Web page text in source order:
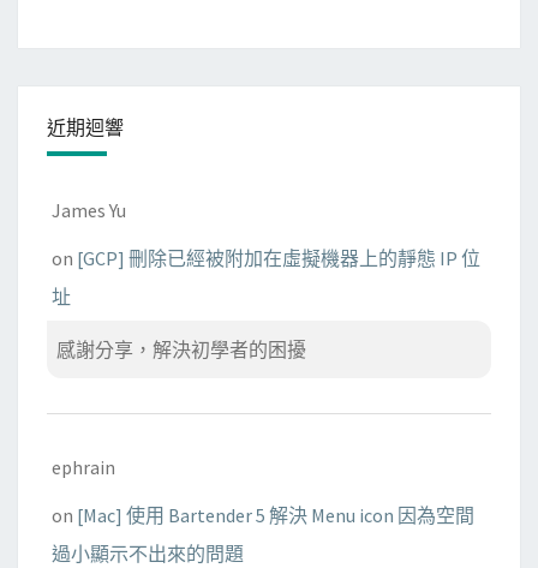
s
v
l
訊
近期迴響
James Yu
on [GCP] 刪除已經被附加在虛擬機器上的靜態 IP 位
址
感謝分享，解決初學者的困擾
ephrain
on [Mac] 使用 Bartender 5 解決 Menu icon 因為空間
過小顯示不出來的問題